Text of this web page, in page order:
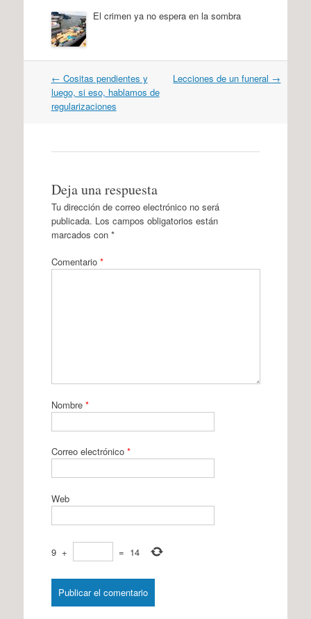
El crimen ya no espera en la sombra
Navegación
por
artículos
← Cositas pendientes y
luego, si eso, hablamos de
regularizaciones
Lecciones de un funeral →
Deja una respuesta
Tu dirección de correo electrónico no será
publicada. Los campos obligatorios están
marcados con *
Comentario *
Nombre *
Correo electrónico *
Web
9 + = 14